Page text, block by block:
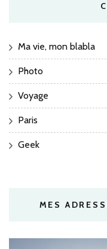
Ma vie, mon blabla
Photo
Voyage
Paris
Geek
MES